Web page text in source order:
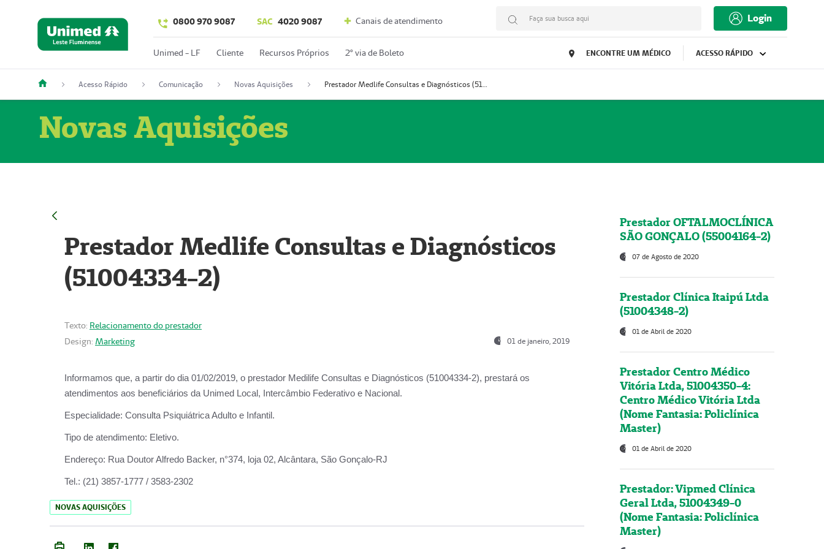
0800 970 9087 SAC 4020 9087 Canais de atendimento Faça sua busca aqui Login
Unimed - LF Cliente Recursos Próprios 2º via de Boleto ENCONTRE UM MÉDICO ACESSO RÁPIDO
Acesso Rápido Comunicação Novas Aquisições Prestador Medlife Consultas e Diagnósticos (51004334-2)
Novas Aquisições
Prestador Medlife Consultas e Diagnósticos
(51004334-2)
Texto: Relacionamento do prestador
Design: Marketing 01 de janeiro, 2019
Informamos que, a partir do dia 01/02/2019, o prestador Medilife Consultas e Diagnósticos (51004334-2), prestará os
atendimentos aos beneficiários da Unimed Local, Intercâmbio Federativo e Nacional.
Especialidade: Consulta Psiquiátrica Adulto e Infantil.
Tipo de atendimento: Eletivo.
Endereço: Rua Doutor Alfredo Backer, n°374, loja 02, Alcântara, São Gonçalo-RJ
Tel.: (21) 3857-1777 / 3583-2302
NOVAS AQUISIÇÕES
Prestador OFTALMOCLÍNICA
SÃO GONÇALO (55004164-2)
07 de Agosto de 2020
Prestador Clínica Itaipú Ltda
(51004348-2)
01 de Abril de 2020
Prestador Centro Médico
Vitória Ltda, 51004350-4:
Centro Médico Vitória Ltda
(Nome Fantasia: Policlínica
Master)
01 de Abril de 2020
Prestador: Vipmed Clínica
Geral Ltda, 51004349-0
(Nome Fantasia: Policlínica
Master)